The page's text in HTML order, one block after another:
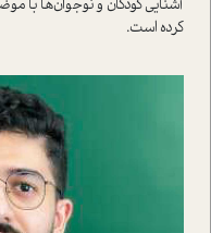
آشنايي کودکان و نوجوان‌ها با
کرده است.